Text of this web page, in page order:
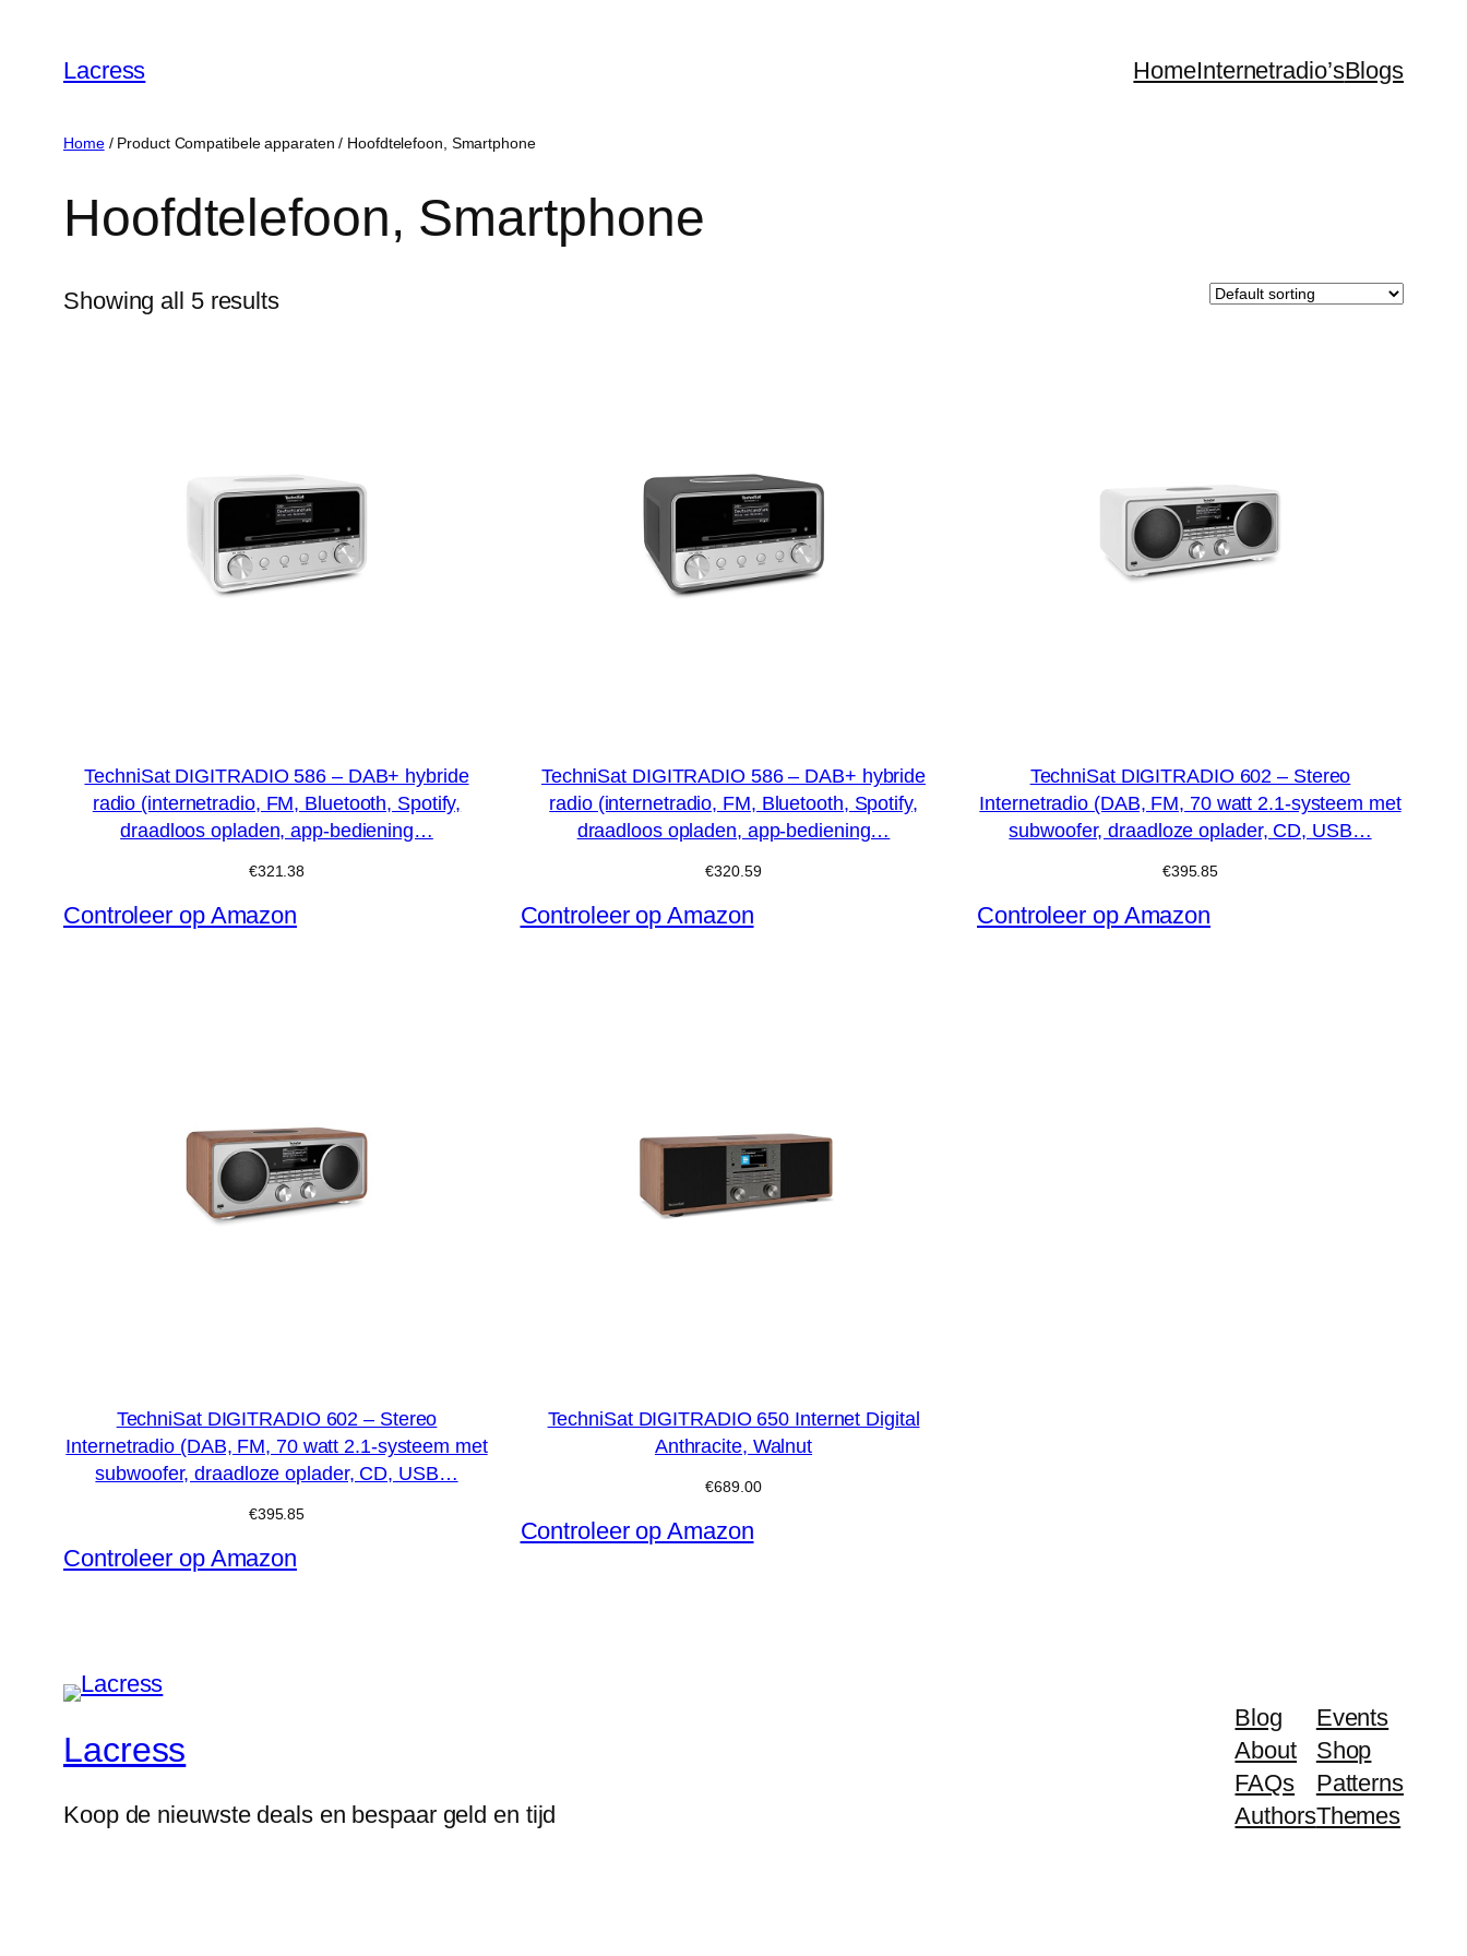
content
Lacress HomeInternetradio’sBlogs
Home/ Product Compatibele apparaten / ‎Hoofdtelefoon, Smartphone
‎Hoofdtelefoon, Smartphone
Showing all 5 results
TechniSat DIGITRADIO 586 – DAB+ hybride
radio (internetradio, FM, Bluetooth, Spotify,
draadloos opladen, app-bediening…
€321.38
Controleer op Amazon
TechniSat DIGITRADIO 586 – DAB+ hybride
radio (internetradio, FM, Bluetooth, Spotify,
draadloos opladen, app-bediening…
€320.59
Controleer op Amazon
TechniSat DIGITRADIO 602 – Stereo
Internetradio (DAB, FM, 70 watt 2.1-systeem met
subwoofer, draadloze oplader, CD, USB…
€395.85
Controleer op Amazon
TechniSat DIGITRADIO 602 – Stereo
Internetradio (DAB, FM, 70 watt 2.1-systeem met
subwoofer, draadloze oplader, CD, USB…
€395.85
Controleer op Amazon
TechniSat DIGITRADIO 650 Internet Digital
Anthracite, Walnut
€689.00
Controleer op Amazon
Lacress
Koop de nieuwste deals en bespaar geld en tijd
Blog
About
FAQs
Authors
Events
Shop
Patterns
Themes